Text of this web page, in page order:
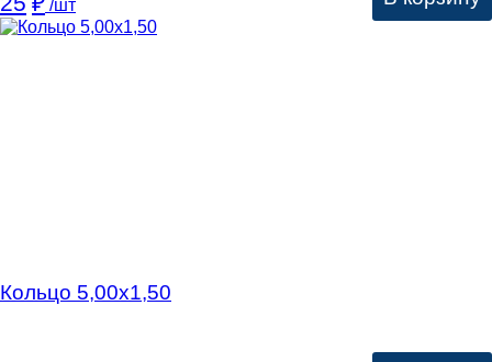
/шт
Кольцо 5,00х1,50